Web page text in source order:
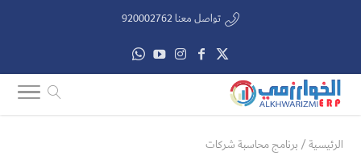
تواصل معنا 920002762
الرئيسية/ برنامج محاسبة شركات